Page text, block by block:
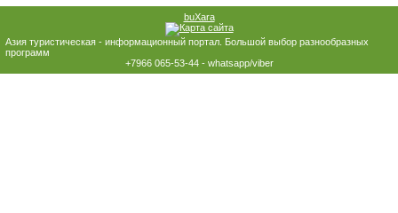
buXara
Азия туристическая - информационный портал. Большой выбор разнообразных
программ
+7966 065-53-44 - whatsapp/viber